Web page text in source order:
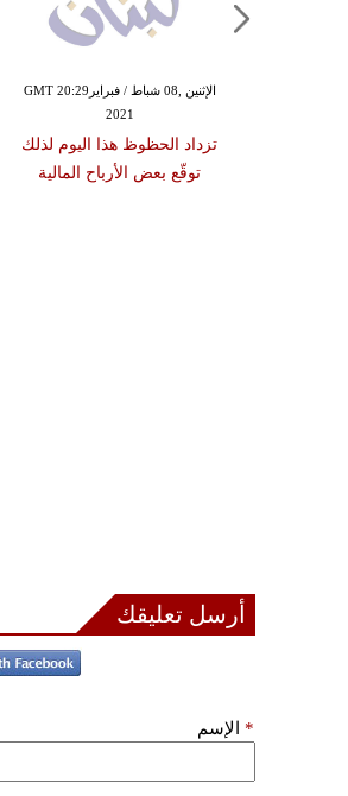
الإثنين ,08 شباط / فبرايرGMT 20:29
2021
تزداد الحظوظ هذا اليوم لذلك
توقّع بعض الأرباح المالية
أرسل تعليقك
الإسم *